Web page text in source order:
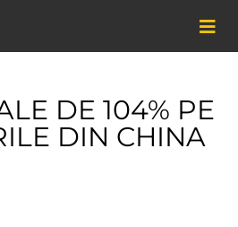
DE 104% PE
DIN CHINA